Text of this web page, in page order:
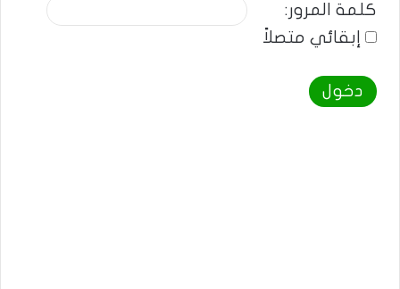
كلمة المرور:
إبقائي متصلاً
دخول